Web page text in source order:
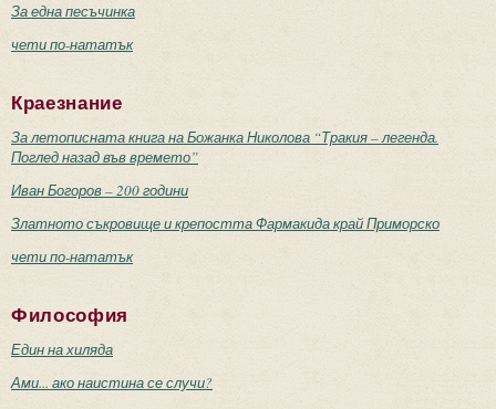
За една песъчинка
чети по-нататък
Краезнание
За летописната книга на Божанка Николова “Тракия – легенда.
Поглед назад във времето”
Иван Богоров – 200 години
Златното съкровище и крепостта Фармакида край Приморско
чети по-нататък
Философия
Един на хиляда
Ами... ако наистина се случи?